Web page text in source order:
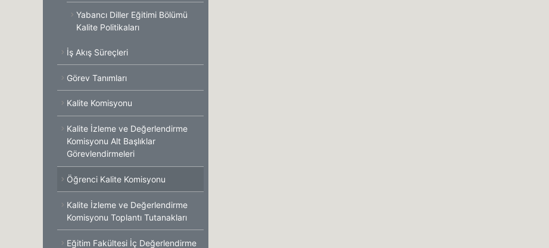
Yabancı Diller Eğitimi Bölümü
Kalite Politikaları
İş Akış Süreçleri
Görev Tanımları
Kalite Komisyonu
Kalite İzleme ve Değerlendirme
Komisyonu Alt Başlıklar
Görevlendirmeleri
Öğrenci Kalite Komisyonu
Kalite İzleme ve Değerlendirme
Komisyonu Toplantı Tutanakları
Eğitim Fakültesi İç Değerlendirme